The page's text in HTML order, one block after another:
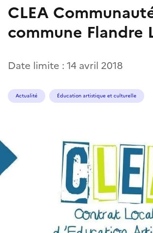
CLEA
commune Flandre
Date limite : 14 avril 2018
Actualité Éducation artistique et culturelle